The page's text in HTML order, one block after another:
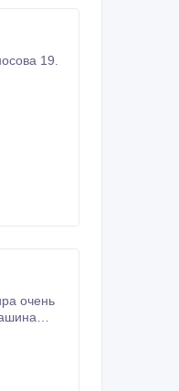
19.